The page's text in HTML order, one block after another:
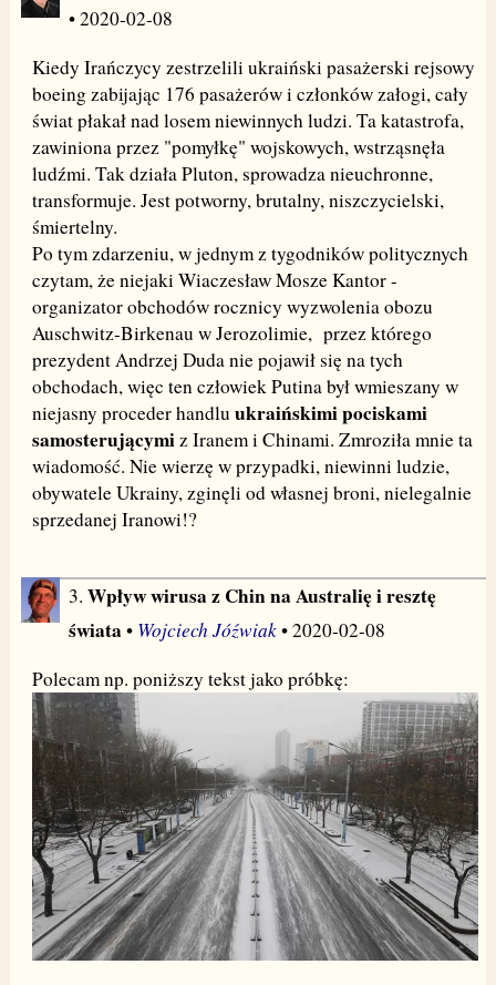
• 2020-02-08
Kiedy Irańczycy zestrzelili ukraiński pasażerski rejsowy
boeing zabijając 176 pasażerów i członków załogi, cały
świat płakał nad losem niewinnych ludzi. Ta katastrofa,
zawiniona przez "pomyłkę" wojskowych, wstrząsnęła
ludźmi. Tak działa Pluton, sprowadza nieuchronne,
transformuje. Jest potworny, brutalny, niszczycielski,
śmiertelny.
Po tym zdarzeniu, w jednym z tygodników politycznych
czytam, że niejaki Wiaczesław Mosze Kantor -
organizator obchodów rocznicy wyzwolenia obozu
Auschwitz-Birkenau w Jerozolimie, przez którego
prezydent Andrzej Duda nie pojawił się na tych
obchodach, więc ten człowiek Putina był wmieszany w
niejasny proceder handlu ukraińskimi pociskami
samosterującymiz Iranem i Chinami. Zmroziła mnie ta
wiadomość. Nie wierzę w przypadki, niewinni ludzie,
obywatele Ukrainy, zginęli od własnej broni, nielegalnie
sprzedanej Iranowi!?
3. Wpływ wirusa z Chin na Australię i resztę
świata • Wojciech Jóźwiak• 2020-02-08
Polecam np. poniższy tekst jako próbkę: